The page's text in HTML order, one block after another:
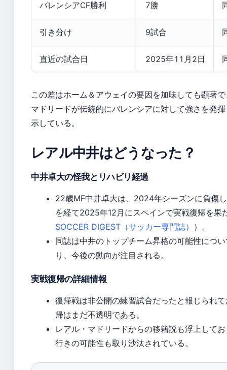
バレンシアCF勝利 7勝
引き分け 9試合
直近の試合日 2025年11月2日
この差はホーム＆アウェイの要因を加味しても顕著
マドリードが伝統的にバレンシアに対して強さを発
示している。
レアル中井はどうなった？
中井卓大の怪我とリハビリ経過
22歳MF中井卓大は、2024年シーズンに負傷
を経て2025年12月にスペインで実戦復帰を果
SOCCER DIGEST（サッカー専門誌） ）。
同誌は中井のトップチーム昇格の可能性につ
り、今後の動向が注目される。
実戦復帰の詳細情報
復帰戦は非公開の練習試合だったと報じられ
帰はまだ不透明である。
レアル・マドリードからの移籍説も浮上して
行きの可能性も取り沙汰されている。